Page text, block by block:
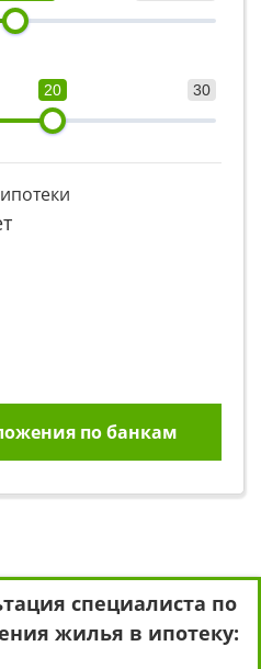
30
20
по банкам
специалиста по
жилья в ипотеку: